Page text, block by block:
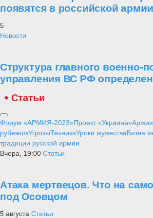
появятся в российской армии
5
Новости
Структура главного военно-
управления ВС РФ
Статьи
Форум «АРМИЯ-2023»Проект «Украина»Армия
рубежомУгрозыТехникаУроки мужестваБитва
традиции русской армии
Вчера, 19:00 Статьи
Атака мертвецов. Что на
под Осовцом
5 августа Статьи